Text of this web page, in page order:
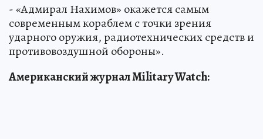
- «Адмирал Нахимов» окажется самым
современным кораблем с точки зрения
ударного оружия, радиотехнических средств и
противовоздушной обороны».
Американский журнал Military Watch: